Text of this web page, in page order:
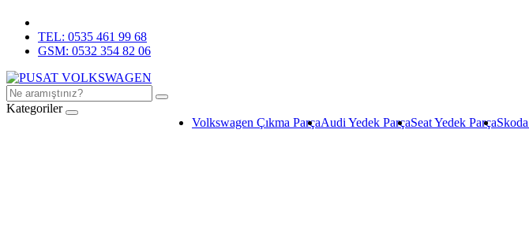
TEL: 0535 461 99 68
GSM: 0532 354 82 06
Kategoriler
Volkswagen Çıkma ParçaAudi Yedek ParçaSeat Yedek Parça